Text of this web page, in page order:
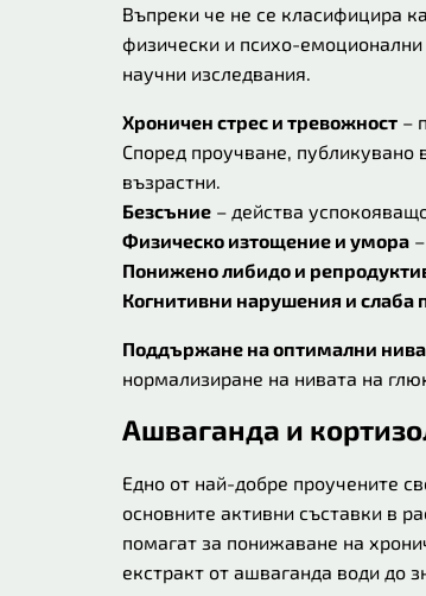
Въпреки че не се класифицира
физически и психо-
научни изследвания.
Хроничен стрес и тревожност –
Според проучване, публикувано
възрастни.
Безсъние – действа
Физическо изтощение и умора
Понижено либидо и
Когнитивни нарушения и слаба
Поддържане на оптимални нива
нормализиране на нивата на
Ашваганда и
Едно от най-добре проучените
основните активни съставки в
помагат за понижаване на
екстракт от ашваганда води до